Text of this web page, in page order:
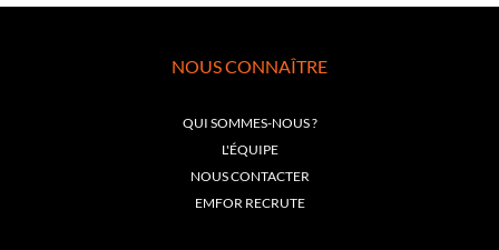
NOUS CONNAÎTRE
QUI SOMMES-NOUS ?
L'ÉQUIPE
NOUS CONTACTER
EMFOR RECRUTE